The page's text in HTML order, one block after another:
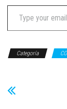
Type your email…
Categoría